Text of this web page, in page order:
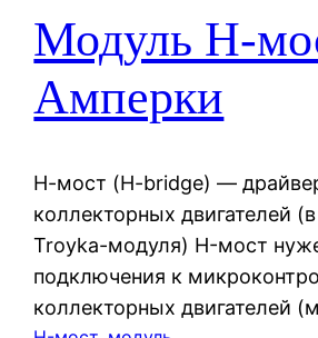
Модуль Н-
Амперки
Н-мост (H-bridge) —
коллекторных двигателей
Troyka-модуля) H-мост
подключения к
коллекторных двигателей